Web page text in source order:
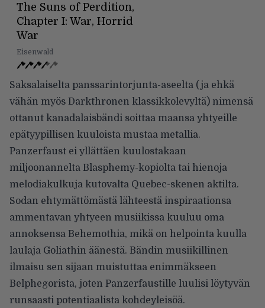
The Suns of Perdition,
Chapter I: War, Horrid
War
Eisenwald
Saksalaiselta panssarintorjunta-aseelta (ja ehkä
vähän myös Darkthronen klassikkolevyltä) nimensä
ottanut kanadalaisbändi soittaa maansa yhtyeille
epätyypillisen kuuloista mustaa metallia.
Panzerfaust ei yllättäen kuulostakaan
miljoonannelta Blasphemy-kopiolta tai hienoja
melodiakulkuja kutovalta Quebec-skenen aktilta.
Sodan ehtymättömästä lähteestä inspiraationsa
ammentavan yhtyeen musiikissa kuuluu oma
annoksensa Behemothia, mikä on helpointa kuulla
laulaja Goliathin äänestä. Bändin musiikillinen
ilmaisu sen sijaan muistuttaa enimmäkseen
Belphegorista, joten Panzerfaustille luulisi löytyvän
runsaasti potentiaalista kohdeyleisöä.